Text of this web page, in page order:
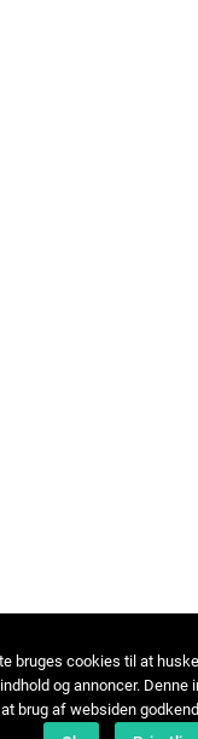
bruges cookies til at
og annoncer.
brug af websiden